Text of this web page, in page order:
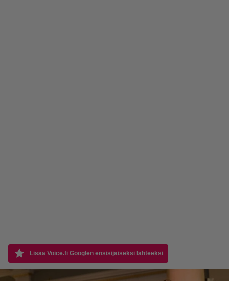
Lisää Voice.fi Googlen ensisijaiseksi lähteeksi